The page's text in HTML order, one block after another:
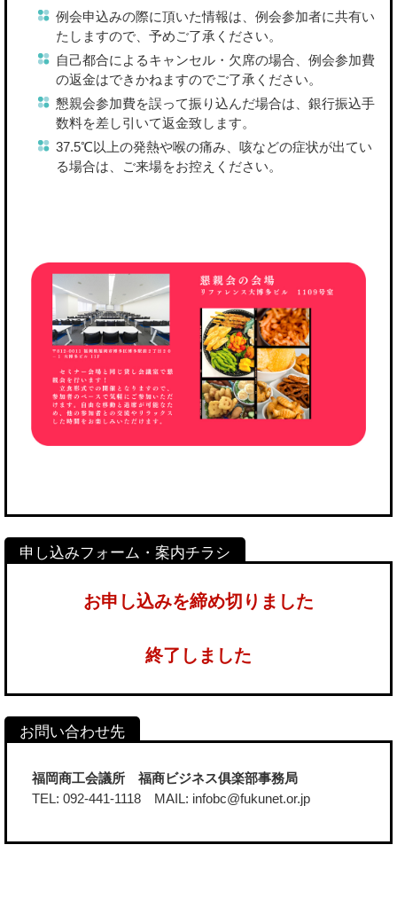
例会申込みの際に頂いた情報は、例会参加者に共有い
たしますので、予めご了承ください。
自己都合によるキャンセル・欠席の場合、例会参加費
の返金はできかねますのでご了承ください。
懇親会参加費を誤って振り込んだ場合は、銀行振込手
数料を差し引いて返金致します。
37.5℃以上の発熱や喉の痛み、咳などの症状が出てい
る場合は、ご来場をお控えください。
お申し込みを締め切りました
終了しました
福岡商工会議所 福商ビジネス俱楽部事務局
TEL: 092-441-1118 MAIL: infobc@fukunet.or.jp